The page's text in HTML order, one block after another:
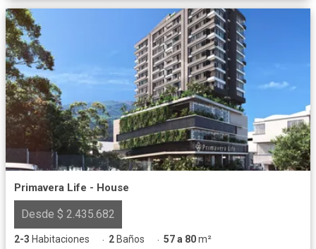
Primavera Life - House
Desde $ 2.435.682
2-3 Habitaciones · 2 Baños · 57 a 80m²